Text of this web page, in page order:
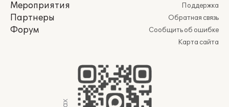
Мероприятия
Партнеры
Форум
Поддержка
Обратная связь
Сообщить об ошибке
Карта сайта